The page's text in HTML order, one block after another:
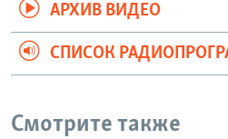
АРХИВ ВИДЕО
СПИСОК
Смотрите также